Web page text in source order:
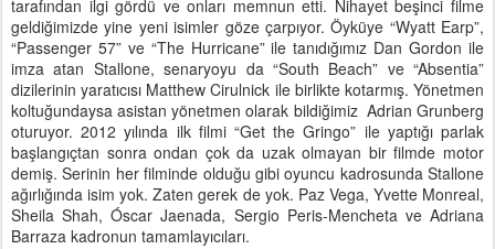
tarafından ilgi gördü ve onları memnun etti. Nihayet beşinci filme
geldiğimizde yine yeni isimler göze çarpıyor. Öyküye “Wyatt Earp”,
“Passenger 57” ve “The Hurricane” ile tanıdığımız Dan Gordon ile
imza atan Stallone, senaryoyu da “South Beach” ve “Absentia”
dizilerinin yaratıcısı Matthew Cirulnick ile birlikte kotarmış. Yönetmen
koltuğundaysa asistan yönetmen olarak bildiğimiz Adrian Grunberg
oturuyor. 2012 yılında ilk filmi “Get the Gringo” ile yaptığı parlak
başlangıçtan sonra ondan çok da uzak olmayan bir filmde motor
demiş. Serinin her filminde olduğu gibi oyuncu kadrosunda Stallone
ağırlığında isim yok. Zaten gerek de yok. Paz Vega, Yvette Monreal,
Sheila Shah, Óscar Jaenada, Sergio Peris-Mencheta ve Adriana
Barraza kadronun tamamlayıcıları.